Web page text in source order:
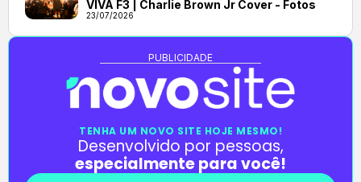
VIVA F3 | Charlie Brown Jr Cover - Fotos
23/07/2026
PUBLICIDADE
TENHA UM NOVO SITE HOJE MESMO!
Desenvolvido por pessoas,
especialmente para você!